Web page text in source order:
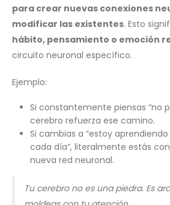
para crear nuevas conexiones
modificar las existentes. Esto
hábito, pensamiento o emoción
circuito neuronal específico.
Ejemplo:
Si constantemente piensas “no
cerebro refuerza ese camino.
Si cambias a “estoy
cada día”, literalmente estás
nueva red neuronal.
Tu cerebro no es una piedra. Es